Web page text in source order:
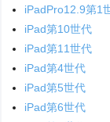
iPadPro12.9第1
iPad第10世代
iPad第11世代
iPad第4世代
iPad第5世代
iPad第6世代